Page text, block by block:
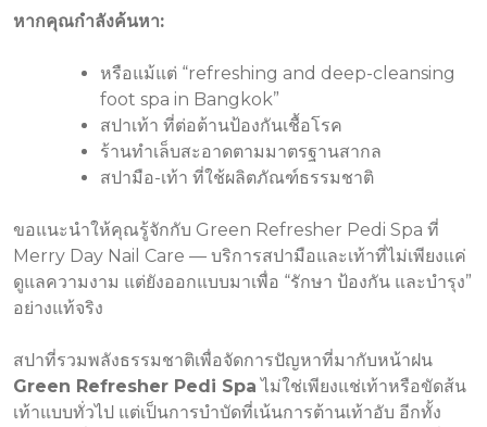
หากคุณกำลังค้นหา:
หรือแม้แต่ “refreshing and deep-cleansing
foot spa in Bangkok”
สปาเท้า ที่ต่อต้านป้องกันเชื้อโรค
ร้านทำเล็บสะอาดตามมาตรฐานสากล
สปามือ-เท้า ที่ใช้ผลิตภัณฑ์ธรรมชาติ
ขอแนะนำให้คุณรู้จักกับ Green Refresher Pedi Spa ที่
Merry Day Nail Care — บริการสปามือและเท้าที่ไม่เพียงแค่
ดูแลความงาม แต่ยังออกแบบมาเพื่อ “รักษา ป้องกัน และบำรุง”
อย่างแท้จริง
สปาที่รวมพลังธรรมชาติเพื่อจัดการปัญหาที่มากับหน้าฝน
Green Refresher Pedi Spa ไม่ใช่เพียงแช่เท้าหรือขัดส้น
เท้าแบบทั่วไป แต่เป็นการบำบัดที่เน้นการต้านเท้าอับ อีกทั้ง